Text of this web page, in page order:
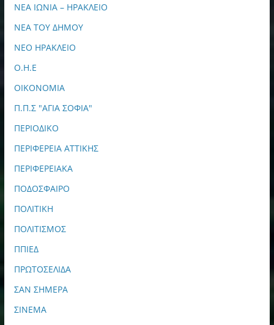
ΝΕΑ ΙΩΝΙΑ – ΗΡΑΚΛΕΙΟ
ΝΕΑ ΤΟΥ ΔΗΜΟΥ
ΝΕΟ ΗΡΑΚΛΕΙΟ
Ο.Η.Ε
ΟΙΚΟΝΟΜΙΑ
Π.Π.Σ "ΑΓΙΑ ΣΟΦΙΑ"
ΠΕΡΙΟΔΙΚΟ
ΠΕΡΙΦΕΡΕΙΑ ΑΤΤΙΚΗΣ
ΠΕΡΙΦΕΡΕΙΑΚΑ
ΠΟΔΟΣΦΑΙΡΟ
ΠΟΛΙΤΙΚΗ
ΠΟΛΙΤΙΣΜΟΣ
ΠΠΙΕΔ
ΠΡΩΤΟΣΕΛΙΔΑ
ΣΑΝ ΣΗΜΕΡΑ
ΣΙΝΕΜΑ